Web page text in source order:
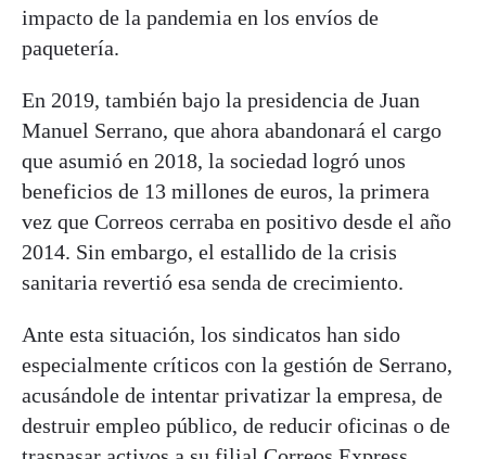
impacto de la pandemia en los envíos de
paquetería.
En 2019, también bajo la presidencia de Juan
Manuel Serrano, que ahora abandonará el cargo
que asumió en 2018, la sociedad logró unos
beneficios de 13 millones de euros, la primera
vez que Correos cerraba en positivo desde el año
2014. Sin embargo, el estallido de la crisis
sanitaria revertió esa senda de crecimiento.
Ante esta situación, los sindicatos han sido
especialmente críticos con la gestión de Serrano,
acusándole de intentar privatizar la empresa, de
destruir empleo público, de reducir oficinas o de